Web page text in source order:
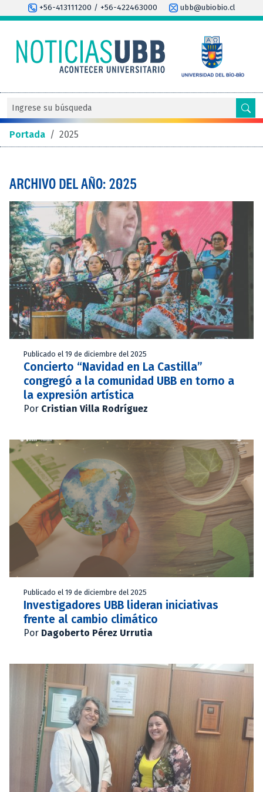
+56-413111200 / +56-422463000 ubb@ubiobio.cl
Portada / 2025
ARCHIVO DEL AÑO: 2025
Publicado el 19 de diciembre del 2025
Concierto “Navidad en La Castilla”
congregó a la comunidad UBB en torno a
la expresión artística
Por Cristian Villa Rodríguez
Publicado el 19 de diciembre del 2025
Investigadores UBB lideran iniciativas
frente al cambio climático
Por Dagoberto Pérez Urrutia